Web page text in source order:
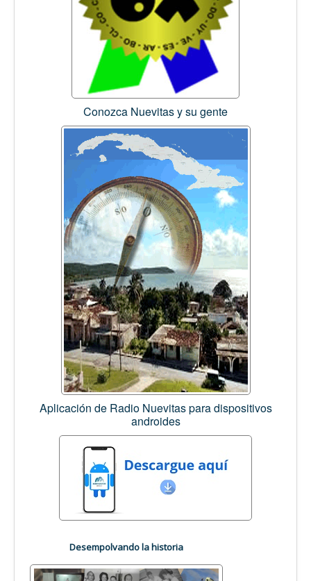
Conozca Nuevitas y su gente
Aplicación de Radio Nuevitas para dispositivos
androides
Desempolvando la historia